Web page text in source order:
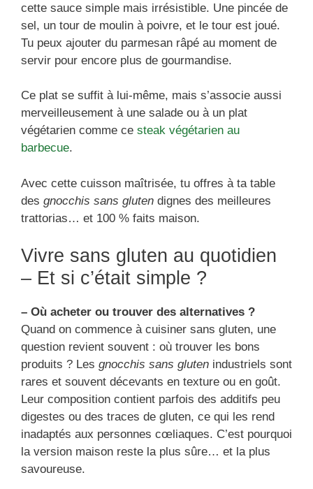
cette sauce simple mais irrésistible. Une pincée de
sel, un tour de moulin à poivre, et le tour est joué.
Tu peux ajouter du parmesan râpé au moment de
servir pour encore plus de gourmandise.
Ce plat se suffit à lui-même, mais s’associe aussi
merveilleusement à une salade ou à un plat
végétarien comme ce steak végétarien au
barbecue.
Avec cette cuisson maîtrisée, tu offres à ta table
des gnocchis sans gluten dignes des meilleures
trattorias… et 100 % faits maison.
Vivre sans gluten au quotidien
– Et si c’était simple ?
– Où acheter ou trouver des alternatives ?
Quand on commence à cuisiner sans gluten, une
question revient souvent : où trouver les bons
produits ? Les gnocchis sans gluten industriels sont
rares et souvent décevants en texture ou en goût.
Leur composition contient parfois des additifs peu
digestes ou des traces de gluten, ce qui les rend
inadaptés aux personnes cœliaques. C’est pourquoi
la version maison reste la plus sûre… et la plus
savoureuse.